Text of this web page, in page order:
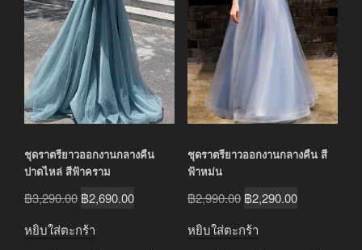
ชุดราตรียาวออกงานกลางคืน
ปาดไหล่ สีฟ้าคราม
฿3,290.00 Original
฿2,690.00Current
หยิบใส่ตะกร้า
ชุดราตรียาวออกงานกลางคืน สี
ฟ้าหม่น
฿2,990.00 Original
฿2,290.00Current
หยิบใส่ตะกร้า